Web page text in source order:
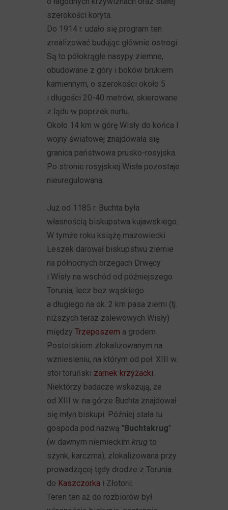
szerokości koryta.
Do 1914 r. udało się program ten
zrealizować budując głównie ostrogi.
Są to półokrągłe nasypy ziemne,
obudowane z góry i boków brukiem
kamiennym, o szerokości około 5
i długości 20-40 metrów, skierowane
z lądu w poprzek nurtu.
Około 14 km w górę Wisły do końca I
wojny światowej znajdowała się
granica państwowa prusko-rosyjska.
Po stronie rosyjskiej Wisła pozostaje
nieuregulowana.
Już od 1185 r. Buchta była
własnością biskupstwa kujawskiego.
W tymże roku książę mazowiecki
Leszek darował biskupstwu ziemie
na północnych brzegach Drwęcy
i Wisły na wschód od późniejszego
Torunia, lecz bez wąskiego
a długiego na ok. 2 km pasa ziemi (tj.
niższych teraz zalewowych Wisły)
międzyTrzeposzem a grodem
Postolskiem zlokalizowanym na
wzniesieniu, na którym od poł. XIII w.
stoi toruński zamek krzyżacki
Niektórzy badacze wskazują, że
od XIII w. na górze Buchta znajdował
się młyn biskupi. Później stała tu
gospoda pod nazwą "Buchtakrug"
(w dawnym niemieckimkrug to
szynk, karczma), zlokalizowana przy
prowadzącej tędy drodze z Torunia
do Kaszczorka i Złotorii.
Teren ten aż do rozbiorów był